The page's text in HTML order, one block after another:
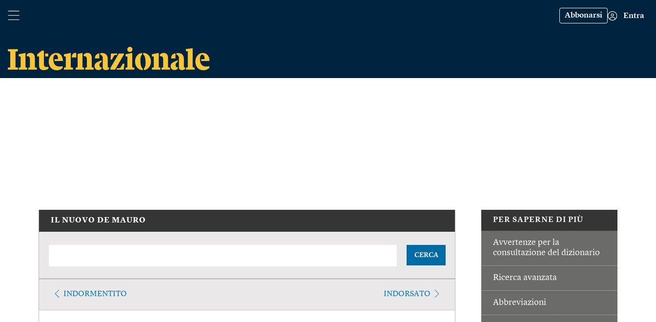
Abbonarsi Entra
PER SAPERNE DI PIÙ
Avvertenze per la
consultazione del dizionario
Ricerca avanzata
Abbreviazioni
IL NUOVO DE MAURO
CERCA
INDORMENTITO INDORSATO